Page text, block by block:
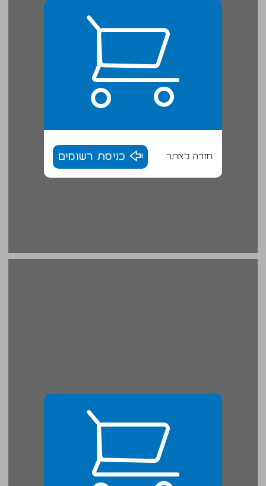
חזרה לאתר כניסת רשומים